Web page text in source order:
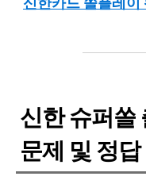
신한 슈퍼쏠
문제 및 정답